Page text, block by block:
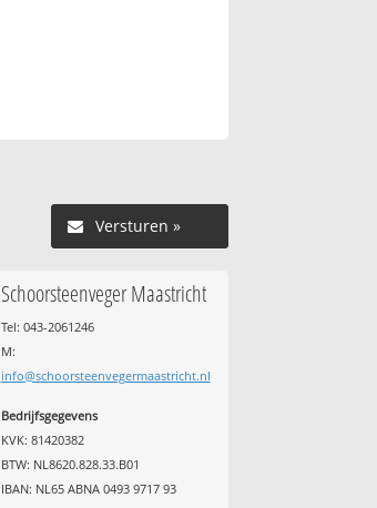
Versturen »
Schoorsteenveger Maastricht
Tel: 043-2061246
M:
info@schoorsteenvegermaastricht.nl
Bedrijfsgegevens
KVK: 81420382
BTW: NL8620.828.33.B01
IBAN: NL65 ABNA 0493 9717 93